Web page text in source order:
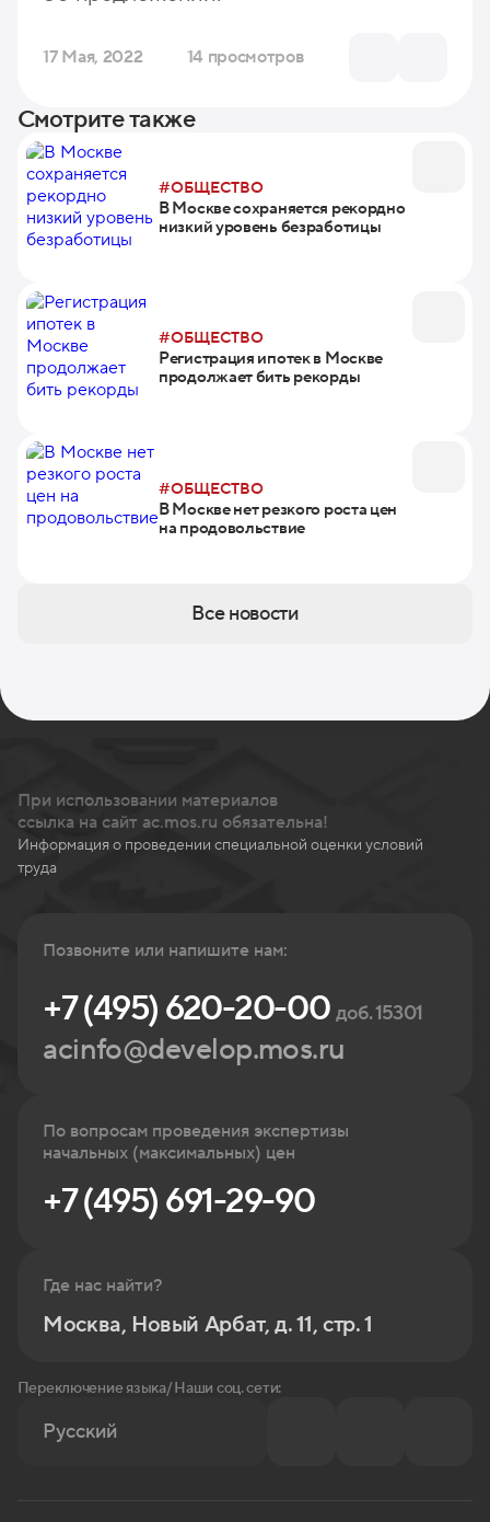
17 Мая, 2022 14 просмотров
Смотрите также
#ОБЩЕСТВО
В Москве сохраняется рекордно
низкий уровень безработицы
#ОБЩЕСТВО
Регистрация ипотек в Москве
продолжает бить рекорды
#ОБЩЕСТВО
В Москве нет резкого роста цен
на продовольствие
Все новости
При использовании материалов
ссылка на сайт ac.mos.ru обязательна!
Информация о проведении специальной оценки условий
труда
Позвоните или напишите нам:
+7 (495) 620-20-00доб. 15301
acinfo@develop.mos.ru
По вопросам проведения экспертизы
начальных (максимальных) цен
+7 (495) 691-29-90
Где нас найти?
Москва, Новый Арбат, д. 11, стр. 1
Переключение языка/ Наши соц. сети:
Русский